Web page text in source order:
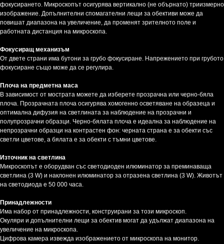
фокусирането. Микроскопът осигурява вертикално (не обърнато) триизмерно
изображение. Допълнителни спомагателни лещи за обективи може да
повишат диапазона на увеличение, да променят зрителното поле и
работната дистанция на микроскопа.
Фокусиращ механизъм
От двете страни има бутони за грубо фокусиране. Напрежението при грубото
фокусиране също може да се регулира.
Плоча на предметна маса
В зависимост от мострата можете да изберете прозрачна или черно-бяла
плоча. Прозрачната плоча осигурява хомогенно осветяване на образеца и
оптимална дифузия на светлината за наблюдение на прозрачни и
полупрозрачни образци. Черно-бялата плоча е идеална за наблюдение на
непрозрачни образци на контрастен фон: черната страна е за обекти със
светли цветове, а бялата е за обекти с тъмни цветове.
Източник на светлина
Микроскопът е оборудван със светодиоден илюминатор за преминаваща
светлина (3 W) и наклонен илюминатор за отразена светлина (3 W). Животът
на светодиода е 50 000 часа.
Принадлежности
Има набор от принадлежности, конструирани за този микроскоп.
Окуляри и допълнителни лещи за обектив могат да удължат диапазона на
увеличение на микроскопа.
Цифрова камера извежда изображението от микроскопа на монитор.